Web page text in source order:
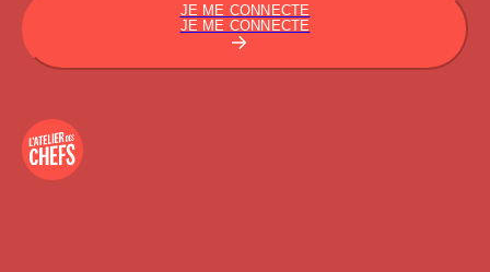
JE ME CONNECTE
JE ME CONNECTE